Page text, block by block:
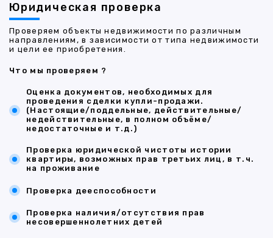
Юридическая проверка
Проверяем объекты недвижимости по различным
направлениям, в зависимости от типа недвижимости
и цели ее приобретения.
Что мы проверяем ?
Оценка документов, необходимых для
проведения сделки купли-продажи.
(Настоящие/поддельные, действительные/
недействительные, в полном объёме/
недостаточные и т.д.)
Проверка юридической чистоты истории
квартиры, возможных прав третьих лиц, в т.ч.
на проживание
Проверка дееспособности
Проверка наличия/отсутствия прав
несовершеннолетних детей